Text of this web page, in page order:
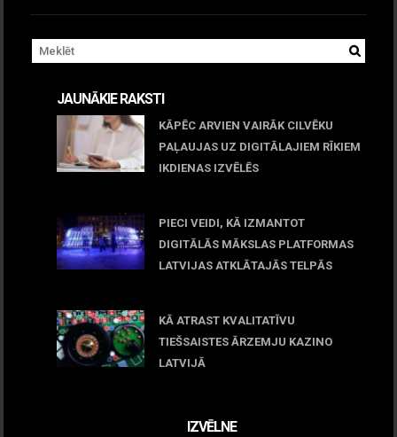
JAUNĀKIE RAKSTI
KĀPĒC ARVIEN VAIRĀK CILVĒKU
PAĻAUJAS UZ DIGITĀLAJIEM RĪKIEM
IKDIENAS IZVĒLĒS
PIECI VEIDI, KĀ IZMANTOT
DIGITĀLĀS MĀKSLAS PLATFORMAS
LATVIJAS ATKLĀTAJĀS TELPĀS
KĀ ATRAST KVALITATĪVU
TIEŠSAISTES ĀRZEMJU KAZINO
LATVIJĀ
IZVĒLNE